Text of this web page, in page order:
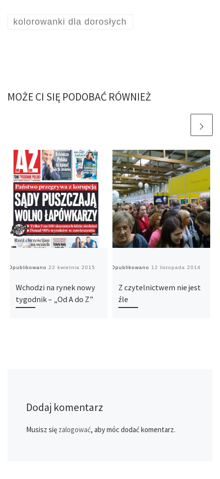
kolorowanki dla dorosłych
MOŻE CI SIĘ PODOBAĆ RÓWNIEŻ
Opublikowano 22 kwietnia 2015
Wchodzi na rynek nowy
tygodnik – „Od A do Z”
Opublikowano 12 listopada 2014
Z czytelnictwem nie jest
źle
Dodaj komentarz
Musisz się zalogować, aby móc dodać komentarz.